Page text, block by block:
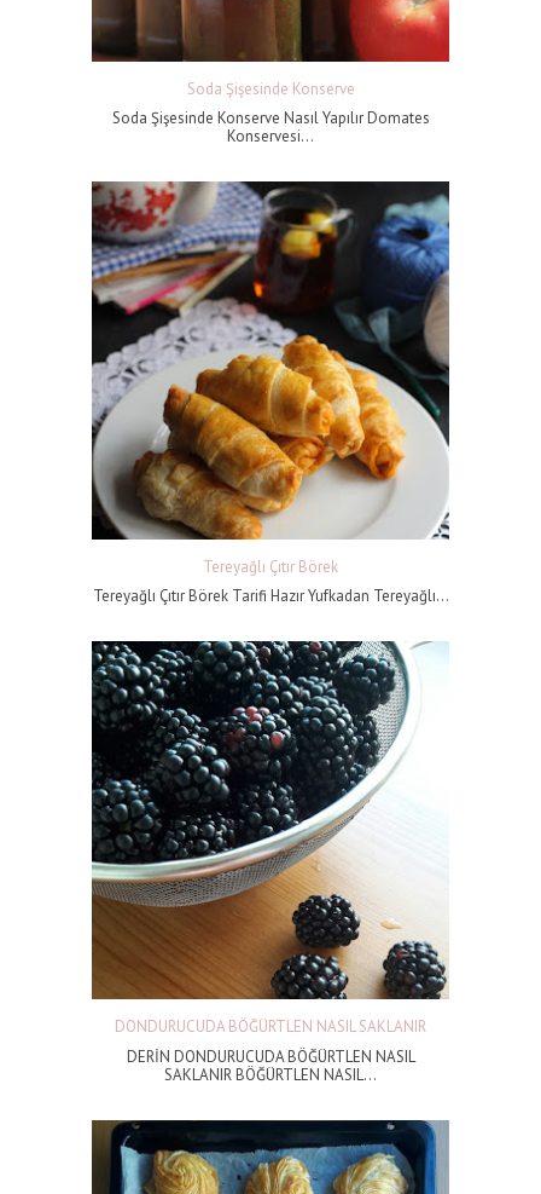
Soda Şişesinde Konserve
Soda Şişesinde Konserve Nasıl Yapılır Domates
Konservesi...
Tereyağlı Çıtır Börek
Tereyağlı Çıtır Börek Tarifi Hazır Yufkadan Tereyağlı...
DONDURUCUDA BÖĞÜRTLEN NASIL SAKLANIR
DERİN DONDURUCUDA BÖĞÜRTLEN NASIL
SAKLANIR BÖĞÜRTLEN NASIL...